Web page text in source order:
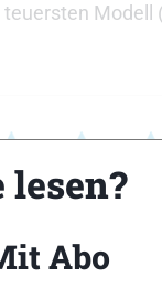
Modell
Abo